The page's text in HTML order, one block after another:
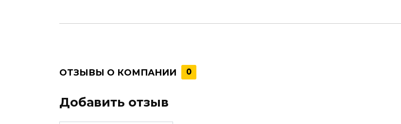
ОТЗЫВЫ О КОМПАНИИ 0
Добавить отзыв